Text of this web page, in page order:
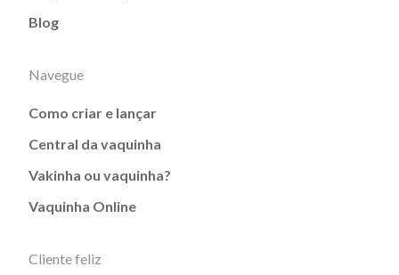
Blog
Navegue
Como criar e lançar
Central da vaquinha
Vakinha ou vaquinha?
Vaquinha Online
Cliente feliz